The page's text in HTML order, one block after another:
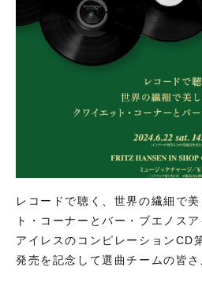
レコードで聴く、世界の繊細で
ト・コーナーとバー・ブエノス
アイレスのコンピレーションCD
発売を記念して選曲チームの皆